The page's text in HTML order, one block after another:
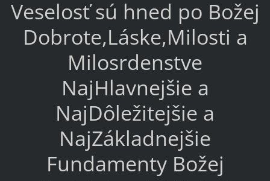
Veselosť sú hned po Božej
Dobrote,Láske,Milosti a
Milosrdenstve
NajHlavnejšie a
NajDôležitejšie a
NajZákladnejšie
Fundamenty Božej